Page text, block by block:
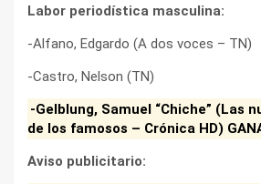
Labor periodística masculina:
-Alfano, Edgardo (A dos voces – TN)
-Castro, Nelson (TN)
-Gelblung, Samuel “Chiche” (Las
de los famosos – Crónica HD)
Aviso publicitario: